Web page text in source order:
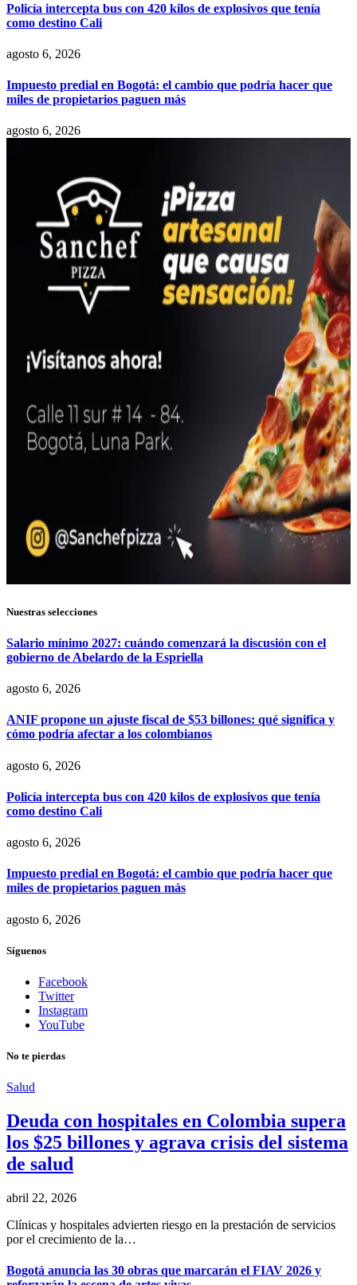
Policía intercepta bus con 420 kilos de explosivos que tenía
como destino Cali
agosto 6, 2026
Impuesto predial en Bogotá: el cambio que podría hacer que
miles de propietarios paguen más
agosto 6, 2026
Nuestras selecciones
Salario mínimo 2027: cuándo comenzará la discusión con el
gobierno de Abelardo de la Espriella
agosto 6, 2026
ANIF propone un ajuste fiscal de $53 billones: qué significa y
cómo podría afectar a los colombianos
agosto 6, 2026
Policía intercepta bus con 420 kilos de explosivos que tenía
como destino Cali
agosto 6, 2026
Impuesto predial en Bogotá: el cambio que podría hacer que
miles de propietarios paguen más
agosto 6, 2026
Síguenos
Facebook
Twitter
Instagram
YouTube
No te pierdas
Salud
Deuda con hospitales en Colombia supera
los $25 billones y agrava crisis del sistema
de salud
abril 22, 2026
Clínicas y hospitales advierten riesgo en la prestación de servicios
por el crecimiento de la…
Bogotá anuncia las 30 obras que marcarán el FIAV 2026 y